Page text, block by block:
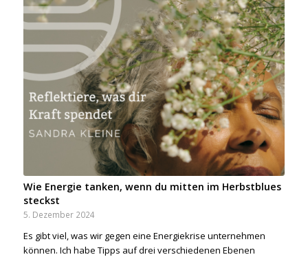
Wie Energie tanken, wenn du mitten im Herbstblues
steckst
5. Dezember 2024
Es gibt viel, was wir gegen eine Energiekrise unternehmen
können. Ich habe Tipps auf drei verschiedenen Ebenen